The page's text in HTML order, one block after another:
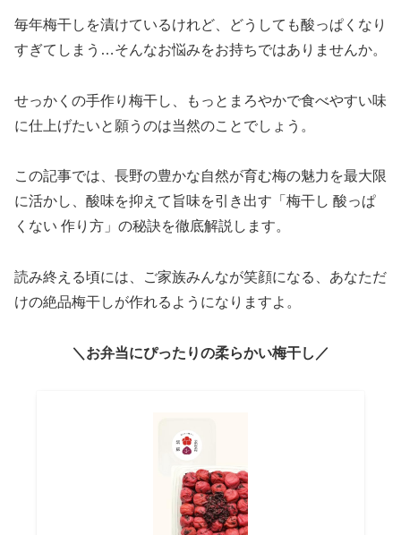
毎年梅干しを漬けているけれど、どうしても酸っぱくなり
すぎてしまう…そんなお悩みをお持ちではありませんか。
せっかくの手作り梅干し、もっとまろやかで食べやすい味
に仕上げたいと願うのは当然のことでしょう。
この記事では、長野の豊かな自然が育む梅の魅力を最大限
に活かし、酸味を抑えて旨味を引き出す「梅干し 酸っぱ
くない 作り方」の秘訣を徹底解説します。
読み終える頃には、ご家族みんなが笑顔になる、あなただ
けの絶品梅干しが作れるようになりますよ。
＼お弁当にぴったりの柔らかい梅干し／